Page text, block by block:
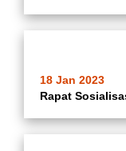
18 Jan 2023